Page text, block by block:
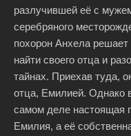
разлучившей её с
серебряного
похорон Анхела решает
найти своего отца и
тайнах. Приехав туда,
отца, Емилией. Однако
самом деле настоящая
Емилия, а её